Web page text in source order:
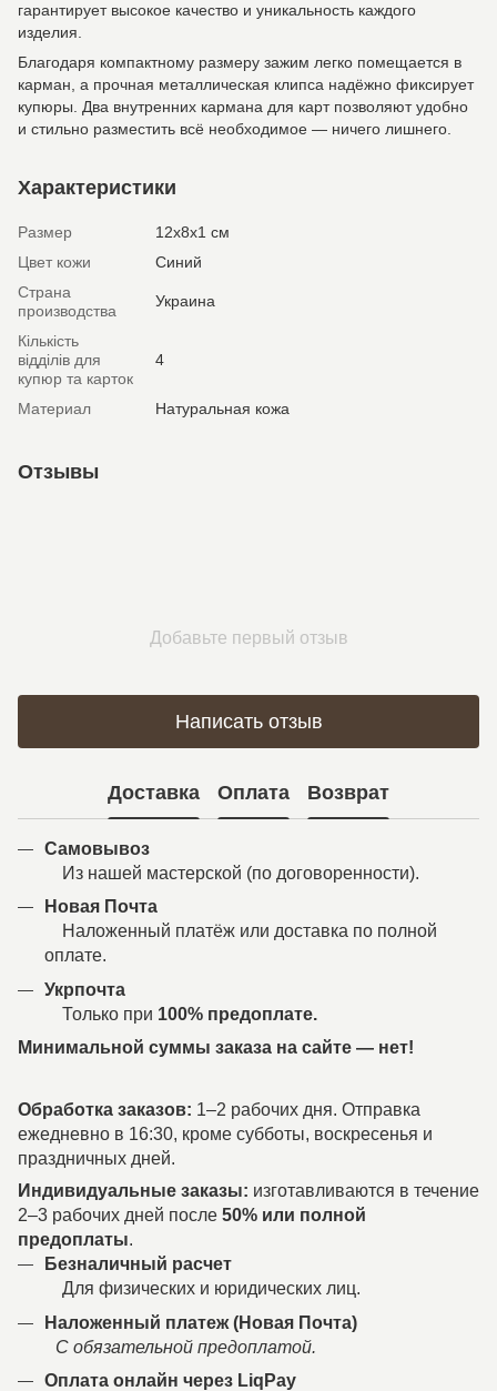
гарантирует высокое качество и уникальность каждого
изделия.
Благодаря компактному размеру зажим легко помещается в
карман, а прочная металлическая клипса надёжно фиксирует
купюры. Два внутренних кармана для карт позволяют удобно
и стильно разместить всё необходимое — ничего лишнего.
Характеристики
Размер
12х8х1 см
Цвет кожи
Синий
Страна
производства
Украина
Кількість
відділів для
купюр та карток
4
Материал Натуральная кожа
Отзывы
Добавьте первый отзыв
Написать отзыв
Доставка Оплата Возврат
Самовывоз
Из нашей мастерской (по договоренности).
Новая Почта
Наложенный платёж или доставка по полной
оплате.
Укрпочта
Только при 100% предоплате.
Минимальной суммы заказа на сайте — нет!
Обработка заказов: 1–2 рабочих дня. Отправка
ежедневно в 16:30, кроме субботы, воскресенья и
праздничных дней.
Индивидуальные заказы: изготавливаются в течение
2–3 рабочих дней после 50% или полной
предоплаты.
Безналичный расчет
Для физических и юридических лиц.
Наложенный платеж (Новая Почта)
С обязательной предоплатой.
Оплата онлайн через LiqPay